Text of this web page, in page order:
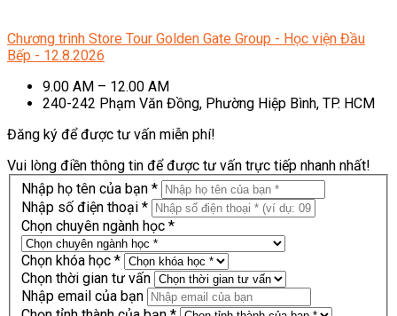
Chương trình Store Tour Golden Gate Group - Học viện Đầu
Bếp - 12.8.2026
9.00 AM – 12.00 AM
240-242 Phạm Văn Đồng, Phường Hiệp Bình, TP. HCM
Đăng ký để được tư vấn miễn phí!
Vui lòng điền thông tin để được tư vấn trực tiếp nhanh nhất!
Nhập họ tên của bạn *
Nhập số điện thoại *
Chọn chuyên ngành học *
Chọn khóa học *
Chọn thời gian tư vấn
Nhập email của bạn